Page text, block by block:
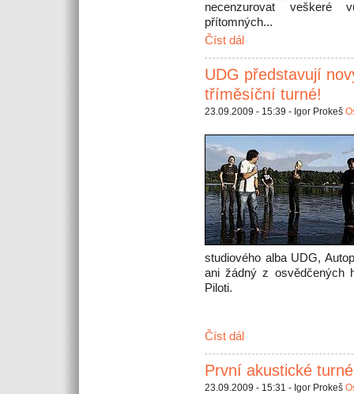
necenzurovat veškeré
přítomných...
Číst dál
UDG představují
tříměsíční turné!
23.09.2009 - 15:39 - Igor Prokeš
studiového alba UDG,
ani žádný z osvědčených
Piloti.
Číst dál
První akustické
23.09.2009 - 15:31 - Igor Prokeš